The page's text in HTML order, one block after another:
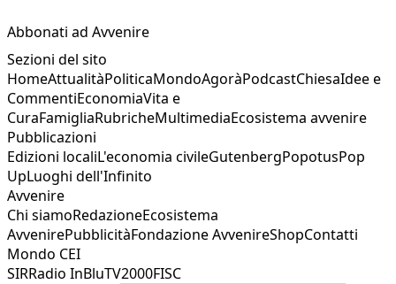
Abbonati ad Avvenire
Sezioni del sito
HomeAttualitàPoliticaMondoAgoràPodcastChiesaIdee e
CommentiEconomiaVita e
CuraFamigliaRubricheMultimediaEcosistema avvenire
Pubblicazioni
Edizioni localiL'economia civileGutenbergPopotusPop
UpLuoghi dell'Infinito
Avvenire
Chi siamoRedazioneEcosistema
AvvenirePubblicitàFondazione AvvenireShopContatti
Mondo CEI
SIRRadio InBluTV2000FISC